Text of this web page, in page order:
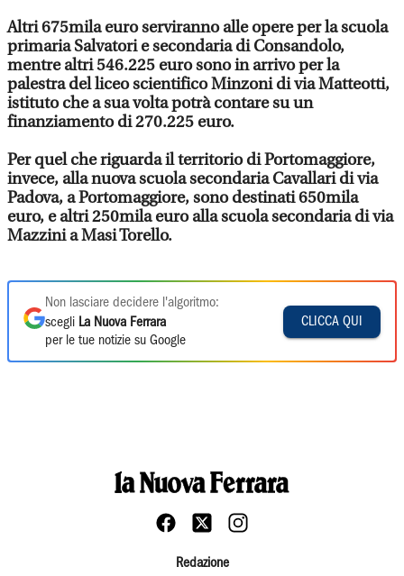
Altri 675mila euro serviranno alle opere per la scuola
primaria Salvatori e secondaria di Consandolo,
mentre altri 546.225 euro sono in arrivo per la
palestra del liceo scientifico Minzoni di via Matteotti,
istituto che a sua volta potrà contare su un
finanziamento di 270.225 euro.
Per quel che riguarda il territorio di Portomaggiore,
invece, alla nuova scuola secondaria Cavallari di via
Padova, a Portomaggiore, sono destinati 650mila
euro, e altri 250mila euro alla scuola secondaria di via
Mazzini a Masi Torello.
Non lasciare decidere l'algoritmo:
scegli La Nuova Ferrara
per le tue notizie su Google
CLICCA QUI
Redazione